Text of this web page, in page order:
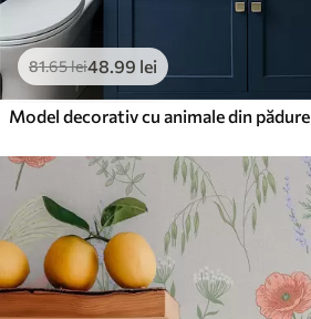
81.65lei48.99 lei
Model decorativ cu animale din pădure